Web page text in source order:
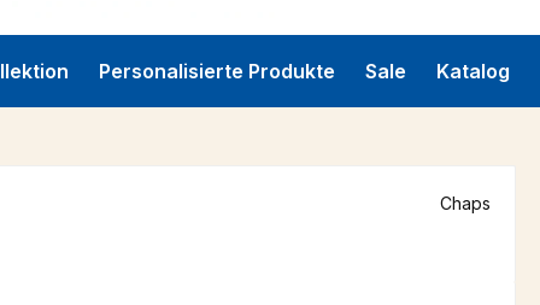
Personalisierte Produkte Sale Katalog
Chaps